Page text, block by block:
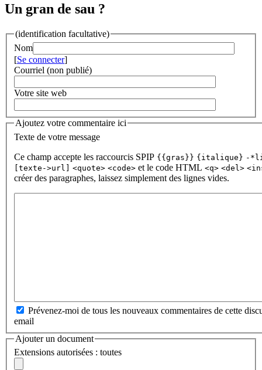
Un gran de sau ?
(identification facultative)
Nom
[Se connecter]
Courriel (non publié)
Votre site web
Ajoutez votre commentaire ici
Texte de votre message
Ce champ accepte les raccourcis SPIP {{gras}} {italique} -
[texte->url] <quote> <code> et le code HTML <q> <del>
créer des paragraphes, laissez simplement des lignes vides.
Prévenez-moi de tous les nouveaux commentaires de cette
email
Ajouter un document
Extensions autorisées : toutes